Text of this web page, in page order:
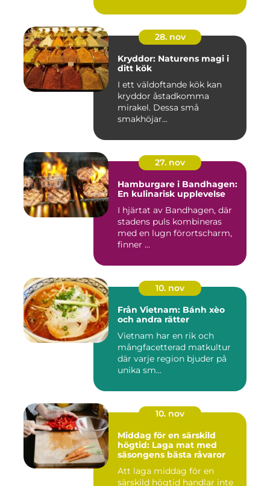
28. nov
Kryddor: Naturens magi i
ditt kök
I ett väldoftande kök kan
kryddor åstadkomma
mirakel. Dessa små
smakhöjar...
27. nov
Hamburgare i Bandhagen:
En kulinarisk upplevelse
I hjärtat av Bandhagen, där
stadens puls kombineras
med en lugn förortscharm,
finner ...
10. nov
Från Vietnam: Bánh xèo
och andra rätter
Vietnam har en rik och
mångfacetterad matkultur
där varje region bjuder på
unika sm...
10. nov
Middag för en särskild
högtid: Laga mat med
säsongens bästa råvaror
Att laga middag för en
särskild högtid handlar inte